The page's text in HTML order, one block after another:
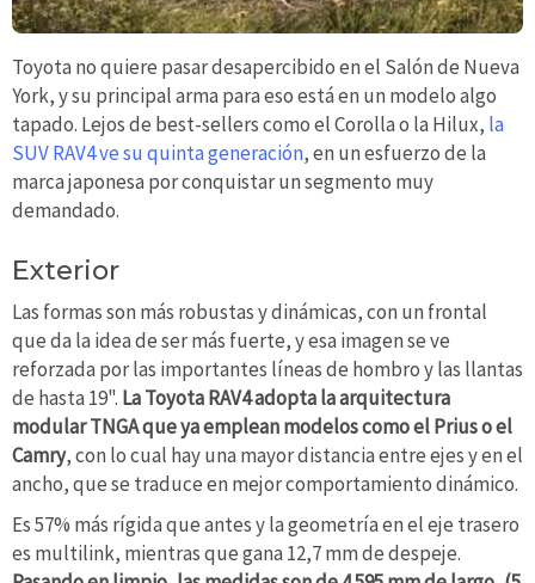
Toyota no quiere pasar desapercibido en el Salón de Nueva
York, y su principal arma para eso está en un modelo algo
tapado. Lejos de best-sellers como el Corolla o la Hilux, la
SUV RAV4 ve su quinta generación, en un esfuerzo de la
marca japonesa por conquistar un segmento muy
demandado.
Exterior
Las formas son más robustas y dinámicas, con un frontal
que da la idea de ser más fuerte, y esa imagen se ve
reforzada por las importantes líneas de hombro y las llantas
de hasta 19". La Toyota RAV4 adopta la arquitectura
modular TNGA que ya emplean modelos como el Prius o el
Camry, con lo cual hay una mayor distancia entre ejes y en el
ancho, que se traduce en mejor comportamiento dinámico.
Es 57% más rígida que antes y la geometría en el eje trasero
es multilink, mientras que gana 12,7 mm de despeje.